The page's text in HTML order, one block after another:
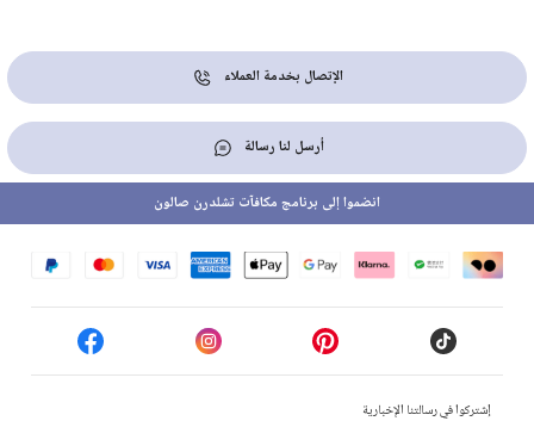
الإتصال بخدمة العملاء
أرسل لنا رسالة
إشتركوا في رسالتنا الإخبارية
انضموا إلى برنامج مكافآت تشلدرن صالون